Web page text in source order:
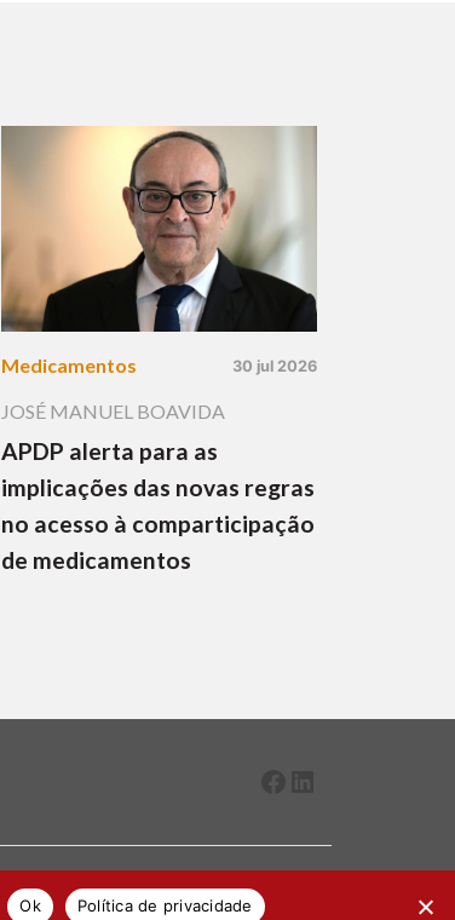
Medicamentos 30 jul 2026
JOSÉ MANUEL BOAVIDA
APDP alerta para as
implicações das novas regras
no acesso à comparticipação
de medicamentos
Ok Política de privacidade